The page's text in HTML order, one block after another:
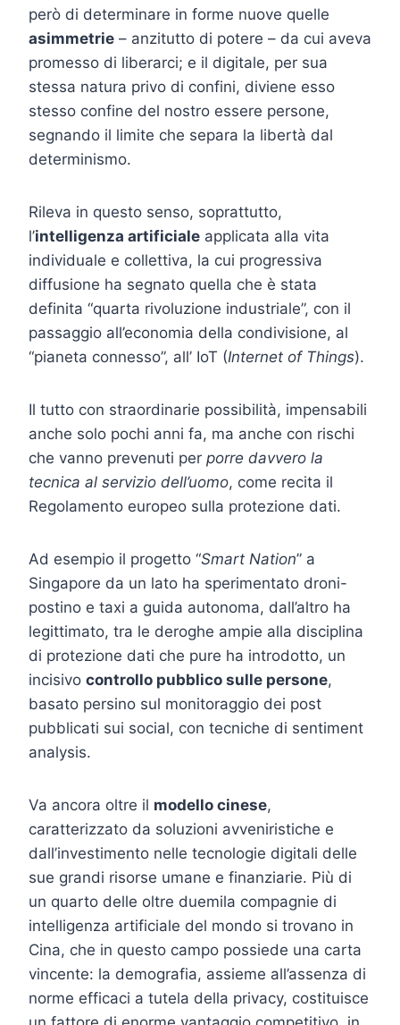
però di determinare in forme nuove quelle
asimmetrie – anzitutto di potere – da cui aveva
promesso di liberarci; e il digitale, per sua
stessa natura privo di confini, diviene esso
stesso confine del nostro essere persone,
segnando il limite che separa la libertà dal
determinismo.
Rileva in questo senso, soprattutto,
l’intelligenza artificiale applicata alla vita
individuale e collettiva, la cui progressiva
diffusione ha segnato quella che è stata
definita “quarta rivoluzione industriale”, con il
passaggio all’economia della condivisione, al
“pianeta connesso”, all’ IoT (Internet of Things).
Il tutto con straordinarie possibilità, impensabili
anche solo pochi anni fa, ma anche con rischi
che vanno prevenuti per porre davvero la
tecnica al servizio dell’uomo, come recita il
Regolamento europeo sulla protezione dati.
Ad esempio il progetto “Smart Nation” a
Singapore da un lato ha sperimentato droni-
postino e taxi a guida autonoma, dall’altro ha
legittimato, tra le deroghe ampie alla disciplina
di protezione dati che pure ha introdotto, un
incisivo controllo pubblico sulle persone,
basato persino sul monitoraggio dei post
pubblicati sui social, con tecniche di sentiment
analysis.
Va ancora oltre il modello cinese,
caratterizzato da soluzioni avveniristiche e
dall’investimento nelle tecnologie digitali delle
sue grandi risorse umane e finanziarie. Più di
un quarto delle oltre duemila compagnie di
intelligenza artificiale del mondo si trovano in
Cina, che in questo campo possiede una carta
vincente: la demografia, assieme all’assenza di
norme efficaci a tutela della privacy, costituisce